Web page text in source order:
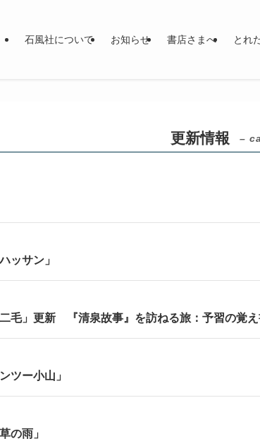
石風社について お知らせ 書店さまへ とれ
更新情報 –
ッサン」
毛」更新 『清泉故事』を訪ねる旅：予習の覚え
ツー小山」
の雨」